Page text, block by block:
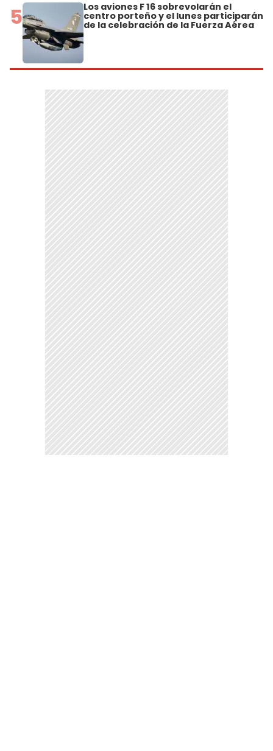
5 Los aviones F 16 sobrevolarán el
centro porteño y el lunes participarán
de la celebración de la Fuerza Aérea